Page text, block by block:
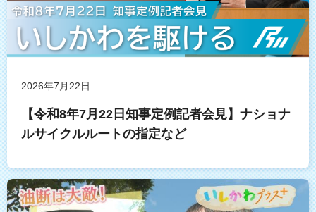
2026年7月22日
【令和8年7月22日知事定例記者会見】ナショナ
ルサイクルルートの指定など